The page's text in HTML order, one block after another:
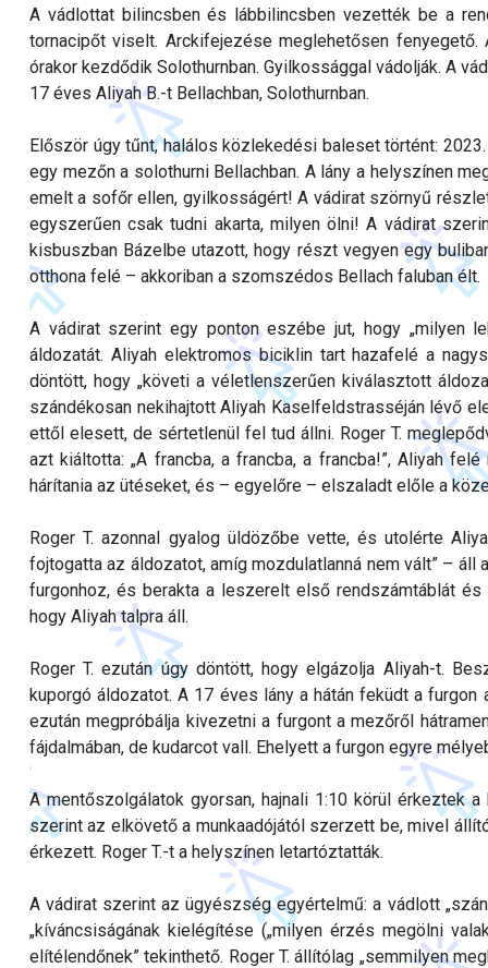
A vádlottat bilincsben és lábbilincsben vezették be a
tornacipőt viselt. Arckifejezése meglehetősen
órakor kezdődik Solothurnban. Gyilkossággal vádolják. A
17 éves Aliyah B.-t Bellachban, Solothurnban.
Először úgy tűnt, halálos közlekedési baleset történt:
egy mezőn a solothurni Bellachban. A lány a helyszínen
emelt a sofőr ellen, gyilkosságért! A vádirat szörnyű
egyszerűen csak tudni akarta, milyen ölni! A vádirat
kisbuszban Bázelbe utazott, hogy részt vegyen egy
otthona felé – akkoriban a szomszédos Bellach faluban élt.
A vádirat szerint egy ponton eszébe jut, hogy „milyen
áldozatát. Aliyah elektromos biciklin tart hazafelé a
döntött, hogy „követi a véletlenszerűen kiválasztott
szándékosan nekihajtott Aliyah Kaselfeldstrasséján lévő
ettől elesett, de sértetlenül fel tud állni. Roger T.
azt kiáltotta: „A francba, a francba, a francba!”, Aliyah
hárítania az ütéseket, és – egyelőre – elszaladt előle a
Roger T. azonnal gyalog üldözőbe vette, és utolérte
fojtogatta az áldozatot, amíg mozdulatlanná nem vált” –
furgonhoz, és berakta a leszerelt első rendszámtáblát
hogy Aliyah talpra áll.
Roger T. ezután úgy döntött, hogy elgázolja Aliyah-t.
kuporgó áldozatot. A 17 éves lány a hátán feküdt a
ezután megpróbálja kivezetni a furgont a mezőről
fájdalmában, de kudarcot vall. Ehelyett a furgon egyre
A mentőszolgálatok gyorsan, hajnali 1:10 körül érkeztek
szerint az elkövető a munkaadójától szerzett be, mivel
érkezett. Roger T.-t a helyszínen letartóztatták.
A vádirat szerint az ügyészség egyértelmű: a vádlott
„kíváncsiságának kielégítése („milyen érzés megölni
elítélendőnek” tekinthető. Roger T. állítólag „semmilyen